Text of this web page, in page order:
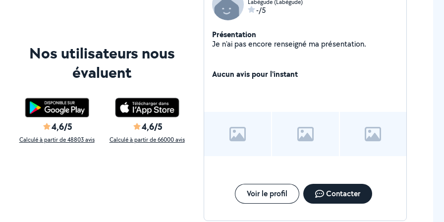
Nos utilisateurs nous
évaluent
4,6/5
Calculé à partir de 48803 avis
4,6/5
Calculé à partir de 66000 avis
Labégude (Labégude)
-/5
Présentation
Je n'ai pas encore renseigné ma présentation.
Aucun avis pour l'instant
Voir le profil Contacter